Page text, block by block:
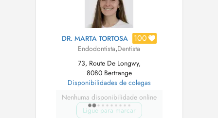
DR. MARTA TORTOSA 100
Endodontista,Dentista
73, Route De Longwy,
8080 Bertrange
Disponibilidades de colegas
Nenhuma disponibilidade online
Ligue para marcar